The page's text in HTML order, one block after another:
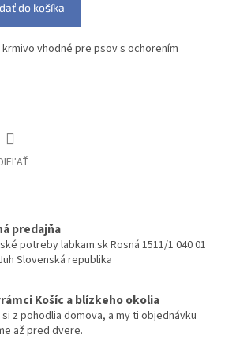
do košíka
vhodné pre psov s ochorením
predajňa
potreby labkam.sk Rosná 1511/1 040 01
Slovenská republika
Košíc a blízkeho okolia
z pohodlia domova, a my ti objednávku
až pred dvere.